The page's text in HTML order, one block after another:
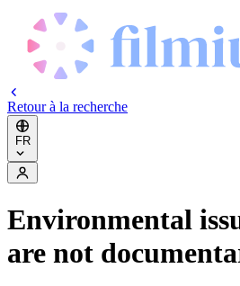
Retour à la recherche
FR
Environmental
are not